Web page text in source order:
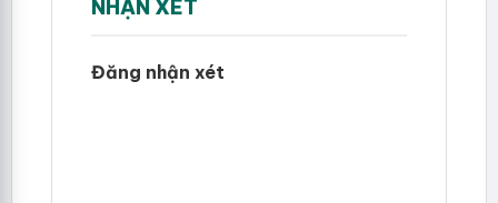
NHẬN XÉT
Đăng nhận xét